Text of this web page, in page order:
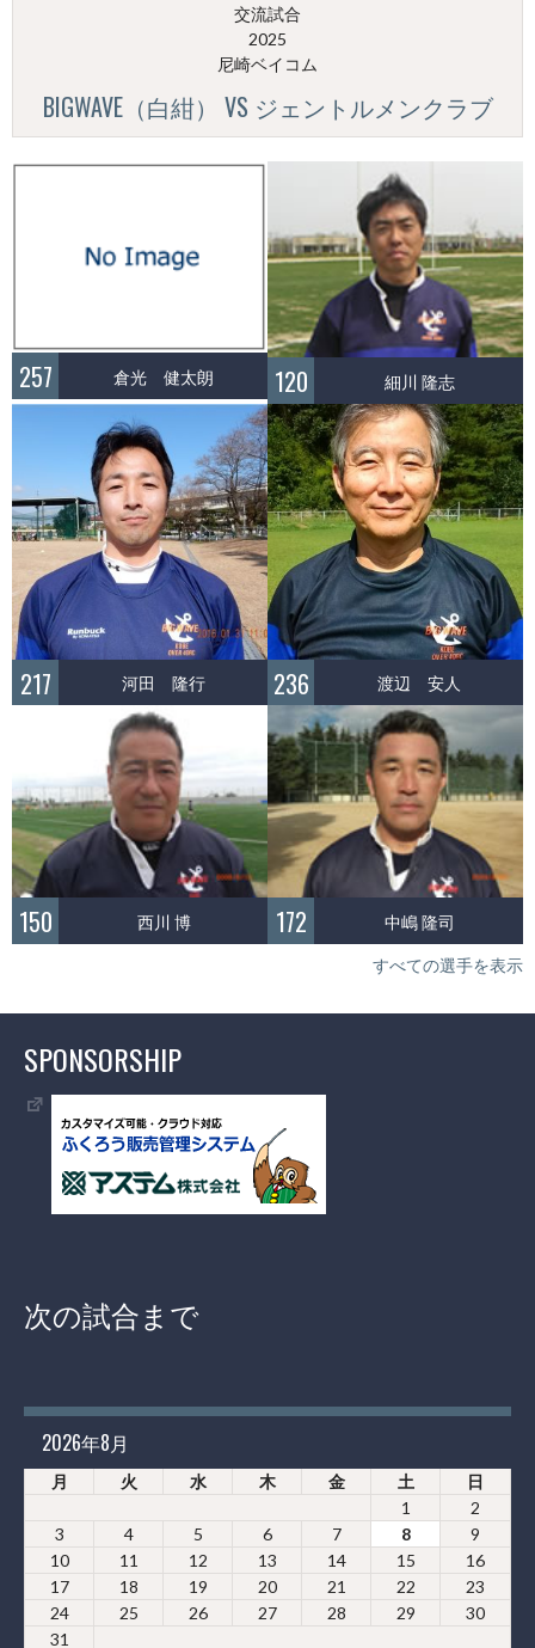
交流試合
2025
尼崎ベイコム
BIGWAVE（白紺） VS ジェントルメンクラブ
257 倉光 健太朗 120 細川 隆志
217 河田 隆行 236 渡辺 安人
150 西川 博 172 中嶋 隆司
すべての選手を表示
SPONSORSHIP
次の試合まで
2026年8月
月 火 水 木 金 土
日
1
2
3
4 5 6 7 8
9
10
11 12 13 14 15
16
17
18 19 20 21 22
23
24
25 26 27 28 29
30
31